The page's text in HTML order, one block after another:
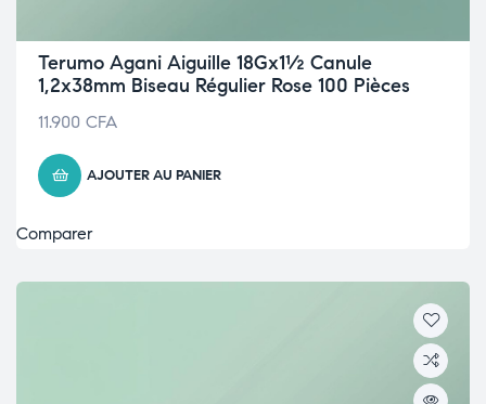
Terumo Agani Aiguille 18Gx1½ Canule
1,2x38mm Biseau Régulier Rose 100 Pièces
11.900 CFA
AJOUTER AU PANIER
Comparer